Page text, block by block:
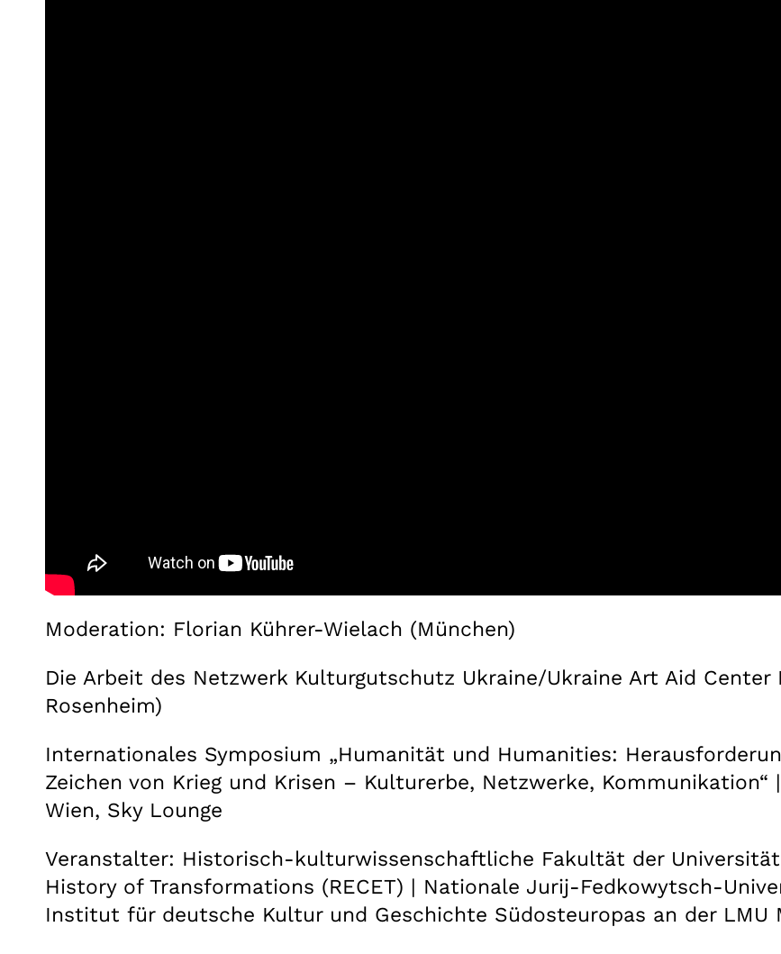
Moderation: Florian Kührer-Wielach (München)
Die Arbeit des Netzwerk Kulturgutschutz Ukraine/Ukraine Art Aid Center
Rosenheim)
Internationales Symposium „Humanität und Humanities:
Zeichen von Krieg und Krisen – Kulturerbe, Netzwerke, Kommunikation“
Wien, Sky Lounge
Veranstalter: Historisch-kulturwissenschaftliche Fakultät der
History of Transformations (RECET) | Nationale Jurij-Fedkowytsch-
Institut für deutsche Kultur und Geschichte Südosteuropas an der LMU